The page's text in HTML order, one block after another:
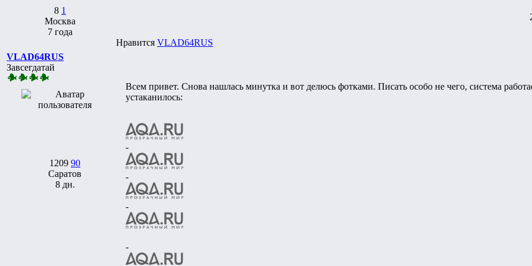
8 1
Москва
7 года
Нравится VLAD64RUS
VLAD64RUS
Завсегдатай
1209 90
Саратов
8 дн.
Всем привет. Снова нашлась минутка и вот делюсь фотками. Писать особо не чего, система
устаканилось:
-
-
-
-